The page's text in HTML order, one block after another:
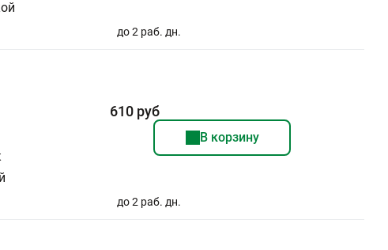
до 2 раб. дн.
610 руб
В корзину
до 2 раб. дн.